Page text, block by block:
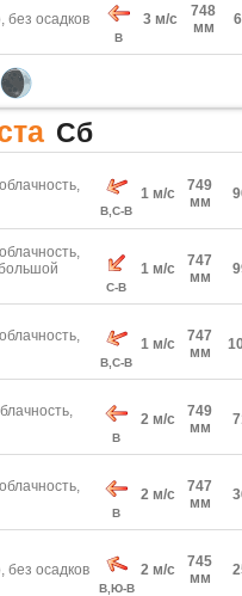
без осадков
В
3 м/с
748
мм
Сб
В,С-В
1 м/с
749
мм
С-В
1 м/с
747
мм
В,С-В
1 м/с
747
мм
В
2 м/с
749
мм
В
2 м/с
747
мм
без осадков
В,Ю-В
2 м/с
745
мм